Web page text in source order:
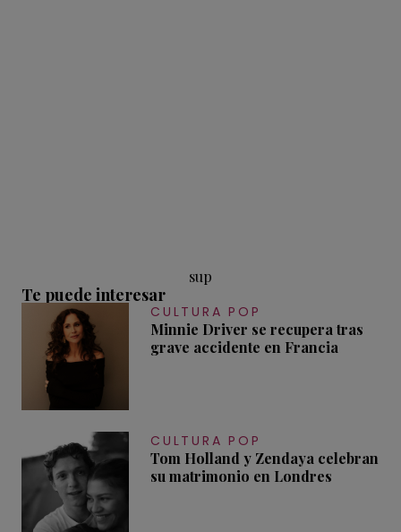
sup
Te puede interesar
CULTURA POP
Minnie Driver se recupera tras
grave accidente en Francia
CULTURA POP
Tom Holland y Zendaya celebran
su matrimonio en Londres